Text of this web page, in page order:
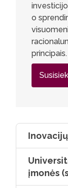
o
principais.
įmonės